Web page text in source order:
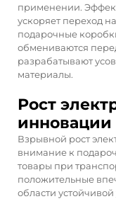
применении.
ускоряет переход
подарочные
обмениваются
разрабатывают
материалы.
Рост
инновации
Взрывной рост
внимание к
товары при
положительные
области